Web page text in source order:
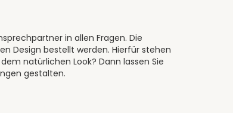
in allen Fragen. Die
Design bestellt werden. Hierfür stehen
natürlichen Look? Dann lassen Sie
gestalten.